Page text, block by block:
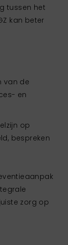
tussen het
kan beter
van de
en
op
bespreken
zorg op